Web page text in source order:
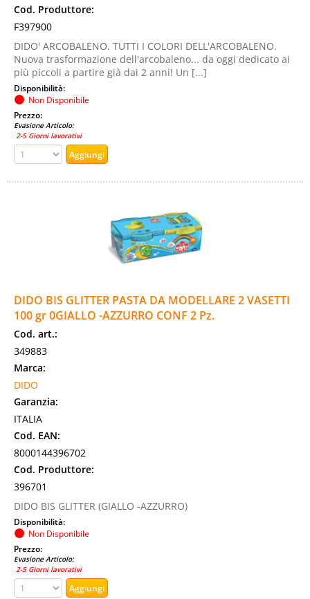
Cod. Produttore:
F397900
DIDO' ARCOBALENO. TUTTI I COLORI DELL'ARCOBALENO.
Nuova trasformazione dell'arcobaleno... da oggi dedicato ai
più piccoli a partire già dai 2 anni! Un [...]
Disponibilità:
Non Disponibile
Prezzo:
Evasione Articolo:
2-5 Giorni lavorativi
DIDO BIS GLITTER PASTA DA MODELLARE 2 VASETTI
100 gr 0GIALLO -AZZURRO CONF 2 Pz.
Cod. art.:
349883
Marca:
DIDO
Garanzia:
ITALIA
Cod. EAN:
8000144396702
Cod. Produttore:
396701
DIDO BIS GLITTER (GIALLO -AZZURRO)
Disponibilità:
Non Disponibile
Prezzo:
Evasione Articolo:
2-5 Giorni lavorativi